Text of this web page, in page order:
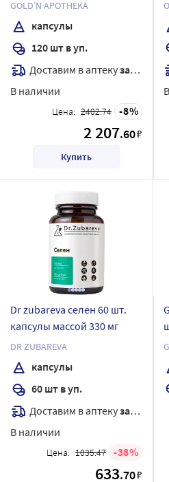
GOLD’N APOTHEKA
капсулы
120 шт в уп.
Доставим в аптекузавтра
В наличии
Цена: 2402.74 8
2 207.60₽
Купить
Dr zubareva селен 60 шт.
капсулы массой 330 мг
DR ZUBAREVA
капсулы
60 шт в уп.
Доставим в аптекузавтра
В наличии
Цена: 1035.47 38
633.70₽